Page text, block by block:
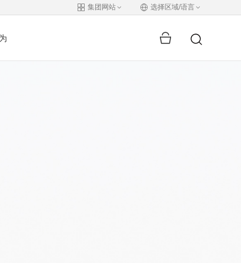
集团网站 选择区域/语言